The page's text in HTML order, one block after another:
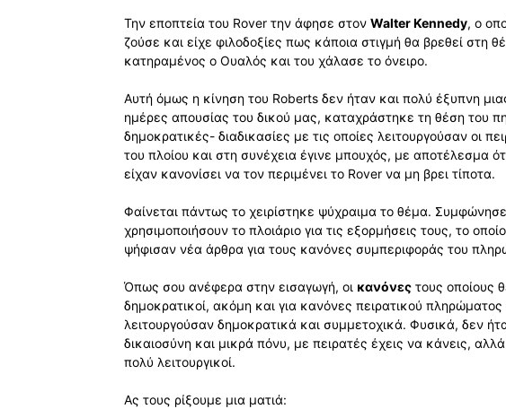
Την εποπτεία του Rover την άφησε στον Walter Kennedy, ο
ζούσε και είχε φιλοδοξίες πως κάποια στιγμή θα βρεθεί στη
κατηραμένος ο Ουαλός και του χάλασε το όνειρο.
Αυτή όμως η κίνηση του Roberts δεν ήταν και πολύ έξυπνη
ημέρες απουσίας του δικού μας, καταχράστηκε τη θέση του
δημοκρατικές- διαδικασίες με τις οποίες λειτουργούσαν οι
του πλοίου και στη συνέχεια έγινε μπουχός, με αποτέλεσμα
είχαν κανονίσει να τον περιμένει το Rover να μη βρει τίποτα.
Φαίνεται πάντως το χειρίστηκε ψύχραιμα το θέμα.
χρησιμοποιήσουν το πλοιάριο για τις εξορμήσεις τους, το
ψήφισαν νέα άρθρα για τους κανόνες συμπεριφοράς του
Όπως σου ανέφερα στην εισαγωγή, οι κανόνες τους οποίους
δημοκρατικοί, ακόμη και για κανόνες πειρατικού
λειτουργούσαν δημοκρατικά και συμμετοχικά. Φυσικά, δεν
δικαιοσύνη και μικρά πόνυ, με πειρατές έχεις να κάνεις,
πολύ λειτουργικοί.
Ας τους ρίξουμε μια ματιά: